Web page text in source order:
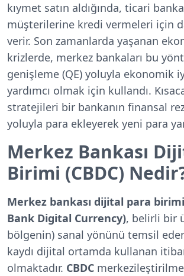
kıymet satın aldığında, ticari
müşterilerine kredi vermeleri için
verir. Son zamanlarda yaşanan
krizlerde, merkez bankaları bu
genişleme (QE) yoluyla ekonomik
yardımcı olmak için kullandı.
stratejileri bir bankanın finansal
yoluyla para ekleyerek yeni para
Merkez Bankası
Birimi (CBDC)
Merkez bankası dijital para
Bank Digital Currency), belirli bir
bölgenin) sanal yönünü temsil
kaydı dijital ortamda kullanan
olmaktadır. CBDC